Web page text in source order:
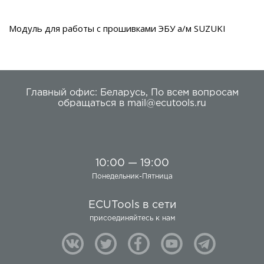
Модуль для работы с прошивками ЭБУ а/м SUZUKI
Главный офис: Беларусь,
По всем вопросам
обращаться в mail@ecutools.ru
10:00 — 19:00
Понедельник-Пятница
ECUTools в сети
присоединяйтесь к нам